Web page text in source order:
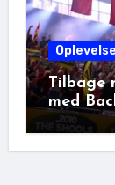
Tilbage
med